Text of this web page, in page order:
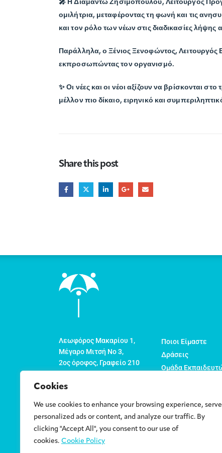
Cookies
We use cookies to enhance your browsing experience, serve
personalized ads or content, and analyze our traffic. By
clicking "Accept All", you consent to our use of
cookies. Cookie Policy
🎤 ΗΔιαμάντω Ζησιμοπούλου, Λειτουργός
ομιλήτρια, μεταφέροντας τη φωνή και τις
και τον ρόλο των νέων στις διαδικασίες
Παράλληλα, οΞένιος Ξενοφώντος,
εκπροσωπώντας τον οργανισμό.
✨ Οι νέες και οι νέοι αξίζουν να βρίσκονται
μέλλον πιο δίκαιο, ειρηνικό και
Share this post
Λεωφόρος Μακαρίου 1,
Μέγαρο Μιτσή Νο 3,
2ος όροφος, Γραφείο 210
Τ.Θ. 22774
1524 Λευκωσία
info@cyc.org.cy
+357 22 878316
Ποιοι Είμαστε
Δράσεις
Ομάδα
Πολιτική για την
Επικοινωνία